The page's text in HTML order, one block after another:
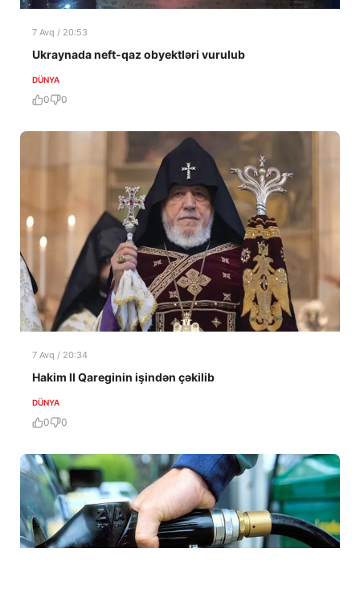
7 Avq / 20:53
Ukraynada neft-qaz obyektləri vurulub
DÜNYA
0 0
7 Avq / 20:34
Hakim II Qareginin işindən çəkilib
DÜNYA
0 0